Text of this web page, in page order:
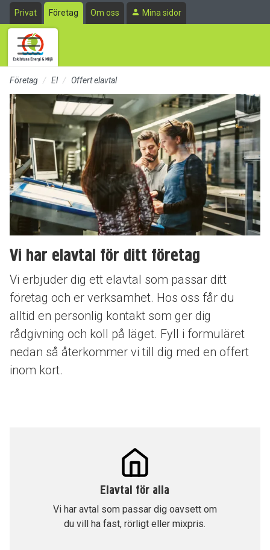
Till sidans huvudinnehåll
Privat Företag Om oss Mina sidor
Företag El Offert elavtal
Vi har elavtal för ditt företag
Vi erbjuder dig ett elavtal som passar ditt
företag och er verksamhet. Hos oss får du
alltid en personlig kontakt som ger dig
rådgivning och koll på läget. Fyll i formuläret
nedan så återkommer vi till dig med en offert
inom kort.
Elavtal för alla
Vi har avtal som passar dig oavsett om
du vill ha fast, rörligt eller mixpris.